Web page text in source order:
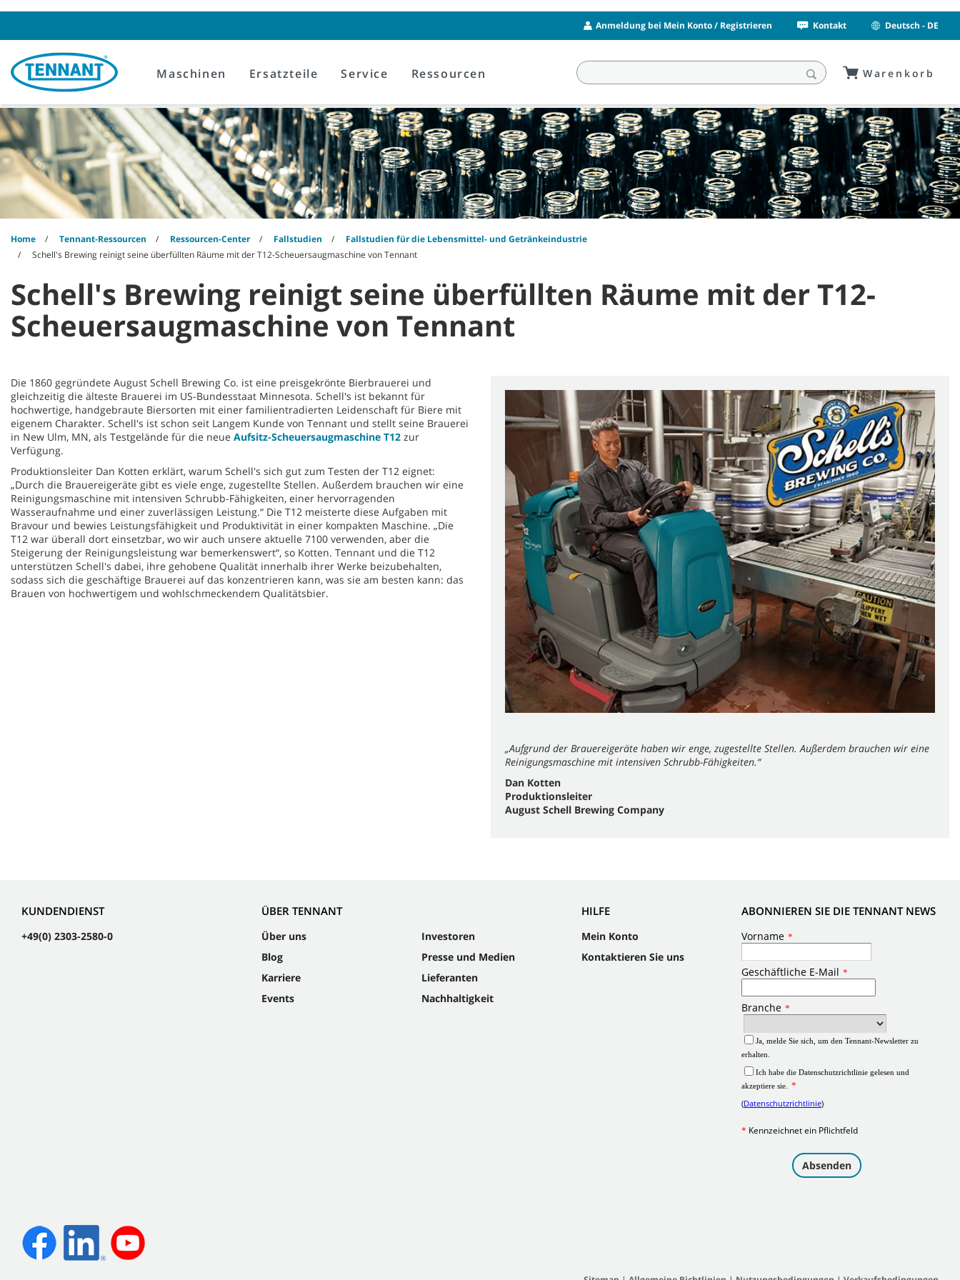
Anmeldung bei Mein Konto / Registrieren Kontakt Deutsch - DE
Maschinen Ersatzteile Service Ressourcen Warenkorb
Home Tennant-Ressourcen Ressourcen-Center Fallstudien
Fallstudien für die Lebensmittel- und Getränkeindustrie
Schell's Brewing reinigt seine überfüllten Räume mit der T12-Scheuersaugmaschine von Tennant
Schell's Brewing reinigt seine überfüllten Räume mit der T12-
Scheuersaugmaschine von Tennant
Die 1860 gegründete August Schell Brewing Co. ist eine preisgekrönte Bierbrauerei und
gleichzeitig die älteste Brauerei im US-Bundesstaat Minnesota. Schell's ist bekannt für
hochwertige, handgebraute Biersorten mit einer familientradierten Leidenschaft für Biere mit
eigenem Charakter. Schell's ist schon seit Langem Kunde von Tennant und stellt seine Brauerei
in New Ulm, MN, als Testgelände für die neue Aufsitz-Scheuersaugmaschine T12 zur
Verfügung.
Produktionsleiter Dan Kotten erklärt, warum Schell's sich gut zum Testen der T12 eignet:
„Durch die Brauereigeräte gibt es viele enge, zugestellte Stellen. Außerdem brauchen wir eine
Reinigungsmaschine mit intensiven Schrubb-Fähigkeiten, einer hervorragenden
Wasseraufnahme und einer zuverlässigen Leistung.“ Die T12 meisterte diese Aufgaben mit
Bravour und bewies Leistungsfähigkeit und Produktivität in einer kompakten Maschine. „Die
T12 war überall dort einsetzbar, wo wir auch unsere aktuelle 7100 verwenden, aber die
Steigerung der Reinigungsleistung war bemerkenswert“, so Kotten. Tennant und die T12
unterstützen Schell's dabei, ihre gehobene Qualität innerhalb ihrer Werke beizubehalten,
sodass sich die geschäftige Brauerei auf das konzentrieren kann, was sie am besten kann: das
Brauen von hochwertigem und wohlschmeckendem Qualitätsbier.
„Aufgrund der Brauereigeräte haben wir enge, zugestellte Stellen. Außerdem brauchen wir eine
Reinigungsmaschine mit intensiven Schrubb-Fähigkeiten.“
Dan Kotten
Produktionsleiter
August Schell Brewing Company
KUNDENDIENST
+49(0) 2303-2580-0
ÜBER TENNANT
Über uns
Blog
Karriere
Events
Investoren
Presse und Medien
Lieferanten
Nachhaltigkeit
HILFE
Mein Konto
Kontaktieren Sie uns
ABONNIEREN SIE DIE TENNANT NEWS